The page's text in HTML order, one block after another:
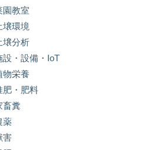
園教室
壌環境
壌分析
設・設備・IoT
物栄養
肥・肥料
畜糞
薬
害